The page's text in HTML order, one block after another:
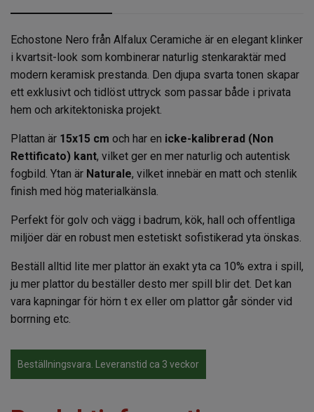
Echostone Nero från Alfalux Ceramiche är en elegant klinker
i kvartsit-look som kombinerar naturlig stenkaraktär med
modern keramisk prestanda. Den djupa svarta tonen skapar
ett exklusivt och tidlöst uttryck som passar både i privata
hem och arkitektoniska projekt.
Plattan är 15x15 cm och har en icke-kalibrerad (Non
Rettificato) kant, vilket ger en mer naturlig och autentisk
fogbild. Ytan är Naturale, vilket innebär en matt och stenlik
finish med hög materialkänsla.
Perfekt för golv och vägg i badrum, kök, hall och offentliga
miljöer där en robust men estetiskt sofistikerad yta önskas.
Beställ alltid lite mer plattor än exakt yta ca 10% extra i spill,
ju mer plattor du beställer desto mer spill blir det. Det kan
vara kapningar för hörn t ex eller om plattor går sönder vid
borrning etc.
Beställningsvara. Leveranstid ca 3 veckor